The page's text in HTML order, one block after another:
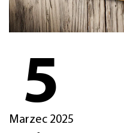
5
Marzec 2025